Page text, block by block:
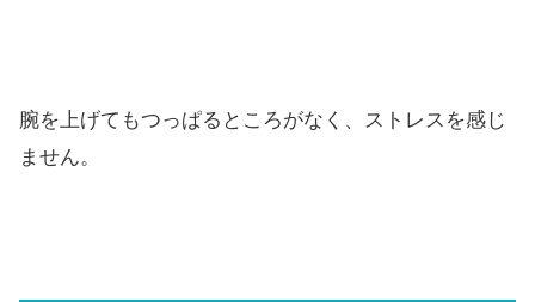
腕を上げてもつっぱるところがなく、ストレスを感じ
ません。